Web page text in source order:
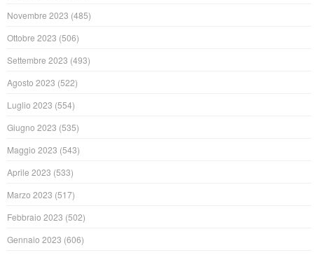
Novembre 2023 (485)
Ottobre 2023 (506)
Settembre 2023 (493)
Agosto 2023 (522)
Luglio 2023 (554)
Giugno 2023 (535)
Maggio 2023 (543)
Aprile 2023 (533)
Marzo 2023 (517)
Febbraio 2023 (502)
Gennaio 2023 (606)